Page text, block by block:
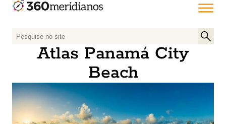
P
u
i
s
Atlas Panamá City
Beach